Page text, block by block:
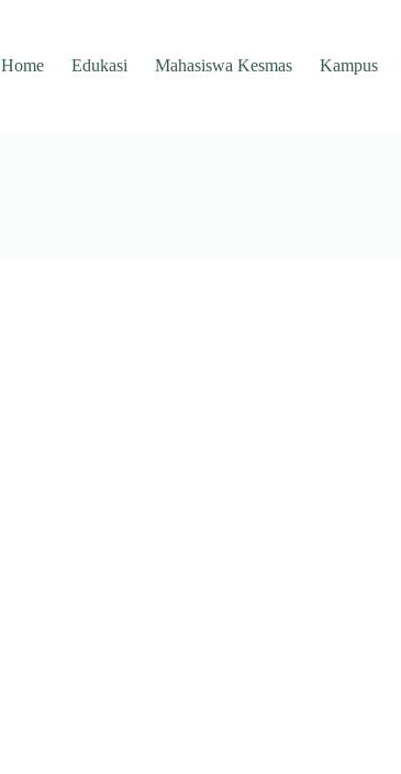
Home Edukasi Mahasiswa Kesmas Kampus